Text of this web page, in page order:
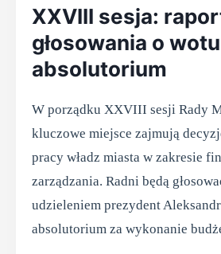
XXVIII sesja:
głosowania o
absolutorium
W porządku XXVIII sesji Rady
kluczowe miejsce zajmują
pracy władz miasta w zakresie
zarządzania. Radni będą
udzieleniem prezydent
absolutorium za wykonanie